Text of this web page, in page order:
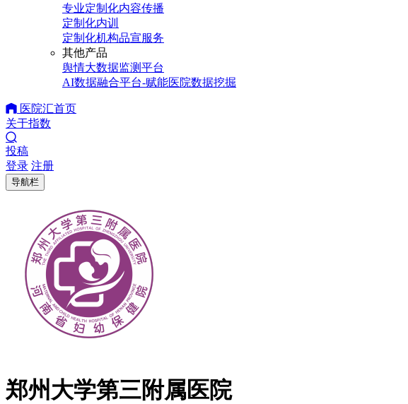
专业定制化内容传播
定制化内训
定制化机构品宣服务
其他产品
舆情大数据监测平台
AI数据融合平台-赋能医院数据挖掘
医院汇首页
关于指数
投稿
登录 注册
导航栏
郑州大学第三附属医院